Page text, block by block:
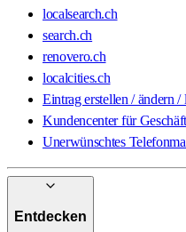
localsearch.ch
search.ch
renovero.ch
localcities.ch
Eintrag erstellen / ändern /
Kundencenter für
Unerwünschtes
Entdecken